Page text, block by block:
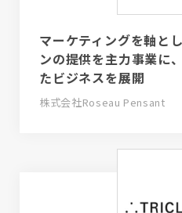
マーケティングを軸と
ンの提供を主力事業に
たビジネスを展開
株式会社Roseau Pensant